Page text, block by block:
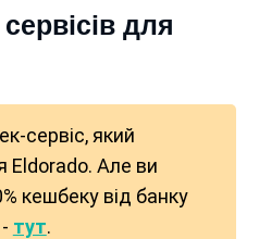
для
сервіс, який
Eldorado. Але ви
кешбеку від банку
тут.